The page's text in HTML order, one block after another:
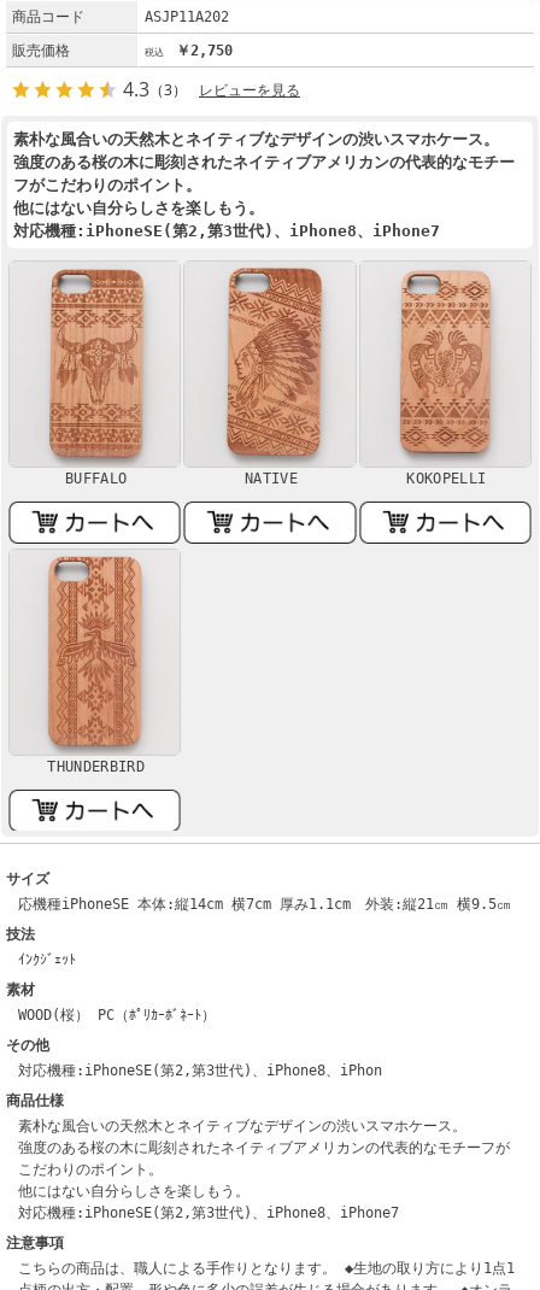
商品コード
ASJP11A202
販売価格
￥2,750
4.3 （3） レビューを見る
素朴な風合いの天然木とネイティブなデザインの渋いスマホケース。
強度のある桜の木に彫刻されたネイティブアメリカンの代表的なモチー
フがこだわりのポイント。
他にはない自分らしさを楽しもう。
対応機種:iPhoneSE(第2,第3世代)、iPhone8、iPhone7
BUFFALO NATIVE KOKOPELLI
THUNDERBIRD
サイズ
応機種iPhoneSE 本体:縦14cm 横7cm 厚み1.1cm 外装:縦21㎝ 横9.5㎝
技法
ｲﾝｸｼﾞｪｯﾄ
素材
WOOD(桜） PC（ﾎﾟﾘｶｰﾎﾞﾈｰﾄ）
その他
対応機種:iPhoneSE(第2,第3世代)、iPhone8、iPhon
商品仕様
素朴な風合いの天然木とネイティブなデザインの渋いスマホケース。
強度のある桜の木に彫刻されたネイティブアメリカンの代表的なモチーフが
こだわりのポイント。
他にはない自分らしさを楽しもう。
対応機種:iPhoneSE(第2,第3世代)、iPhone8、iPhone7
注意事項
こちらの商品は、職人による手作りとなります。 ◆生地の取り方により1点1